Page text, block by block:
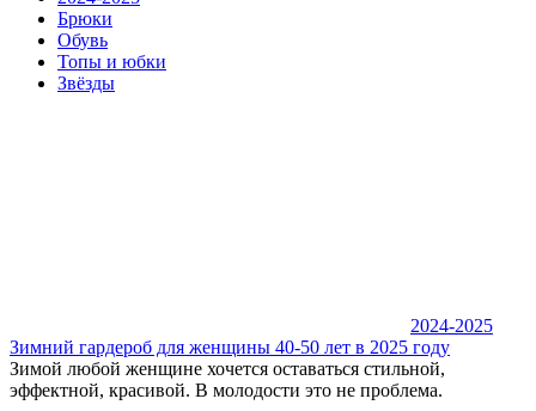
Брюки
Обувь
Топы и юбки
Звёзды
2024-2025
Зимний гардероб для женщины 40-50 лет в 2025 году
Зимой любой женщине хочется оставаться стильной,
эффектной, красивой. В молодости это не проблема.